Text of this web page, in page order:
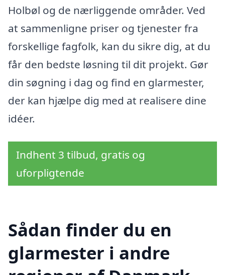
Holbøl og de nærliggende områder. Ved
at sammenligne priser og tjenester fra
forskellige fagfolk, kan du sikre dig, at du
får den bedste løsning til dit projekt. Gør
din søgning i dag og find en glarmester,
der kan hjælpe dig med at realisere dine
idéer.
Indhent 3 tilbud, gratis og
uforpligtende
Sådan finder du en
glarmester i andre